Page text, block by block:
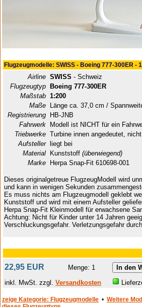
Flugzeugmodelle: SWISS - Boeing 777-300ER -
Airline SWISS - Schweiz
Flugzeugtyp
Boeing 777-300ER
Maßstab 1:200
Maße
Länge ca. 37,0 cm /
Registrierung
HB-JNB
Fahrwerk
Modell ist NICHT für ein
Triebwerke Turbine innen angedeutet,
Aufsteller
liegt bei
Material
Kunststoff (überwiegend)
Marke
Herpa Snap-Fit 610698-001
Dieses originalgetreue FlugzeugModell wird
und kann in wenigen Sekunden
Es muss nichts am Flugzeugmodell geklebt
Kunststoff und wird mit einem Aufsteller
Herpa Snap-Fit Kleinmodell für erwachsene
Achtung: Nicht für Kinder unter 14 Jahren
Verschluckungsgefahr. Verletzungsgefahr
22,95 EUR
Menge: 1
inkl. MwSt. zzgl. Versandkosten
zeige Kategorie: Flugzeugmodelle • Weitere